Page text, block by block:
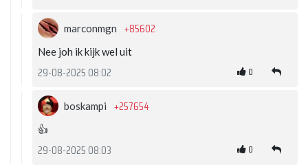
marconmgn +85602
Nee joh ik kijk wel uit
29-08-2025 08:02 0
boskampi +257654
👍
29-08-2025 08:03 0